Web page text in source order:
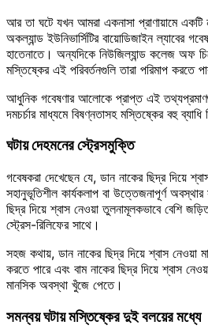
আর তা ঘটে যখন আমরা একনাসা প্রাণায়ামে একটি
অকল্যান্ড ইউনিভার্সিটির বায়োডিজাইন ল্যাবের
হাতেনাতে। অন্যদিকে নিউজিল্যান্ড কলেজ অফ
মস্তিষ্কের এই পরিবর্তনগুলি তারা পরিমাপ করতে
আধুনিক গবেষণার আলোকে প্রাপ্ত এই
দমচর্চার মাধ্যমে বিষণ্নতাসহ মস্তিষ্কের বহু ব্যাধি
ঘটায় দেহমনের স্ট্রেসমুক্তি
গবেষকরা দেখেছেন যে, ডান নাকের ছিদ্র দিয়ে
সহানুভূতিশীল কার্যকলাপ বা উত্তেজনাপূর্ণ
ছিদ্র দিয়ে শ্বাস নেওয়া তুলনামূলকভাবে বেশি
স্ট্রেস-রিলিফের সাথে।
সহজ কথায়, ডান নাকের ছিদ্র দিয়ে শ্বাস নেওয়া
করতে পারে এবং বাম নাকের ছিদ্র দিয়ে শ্বাস
মানসিক অবস্থা খুঁজে পেতে।
সমন্বয় ঘটায় মস্তিষ্কের দুই বলয়ের মধ্যে